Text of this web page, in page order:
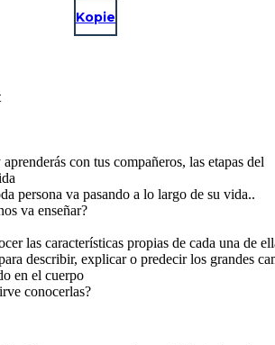
Kopie
con tus compañeros, las etapas del
persona va pasando a lo largo de su vida..
va enseñar?
las características propias de cada una de
describir, explicar o predecir los grandes
en el cuerpo
conocerlas?